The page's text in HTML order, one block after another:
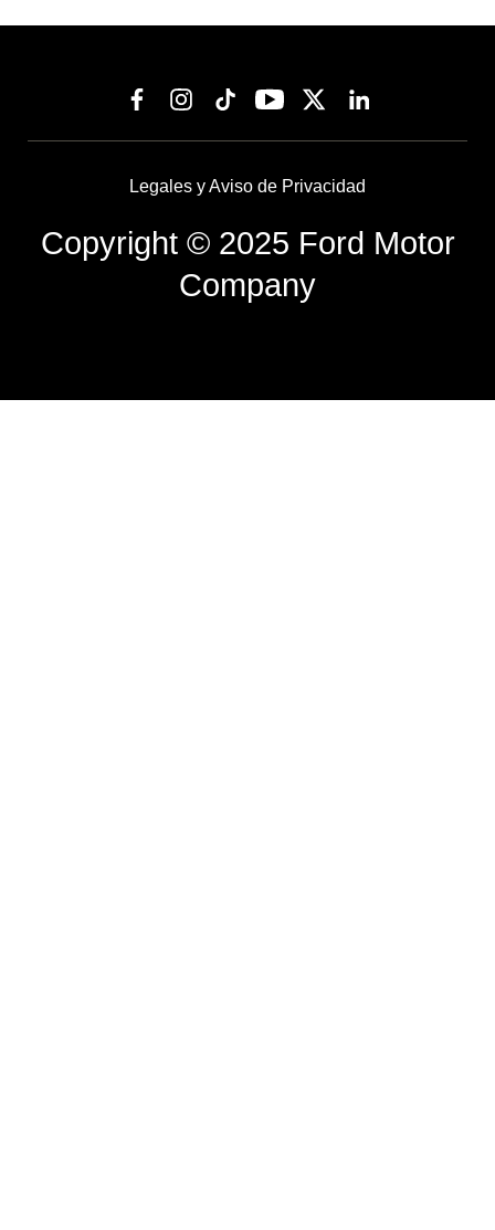
Legales y Aviso de Privacidad
Copyright © 2025 Ford Motor
Company